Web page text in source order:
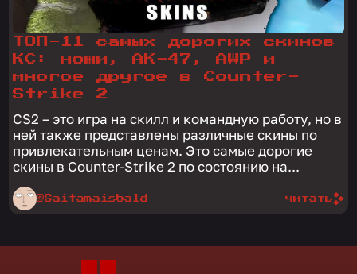
ТОП-11 самых дорогих скинов
КС: ножи, АК-47, AWP и
многое другое в Counter-
Strike 2
CS2 – это игра на скилл и командную работу, но в
ней также представлены различные скины по
привлекательным ценам. Это самые дорогие
скины в Counter-Strike 2 по состоянию на...
@Saitamaisbald читать